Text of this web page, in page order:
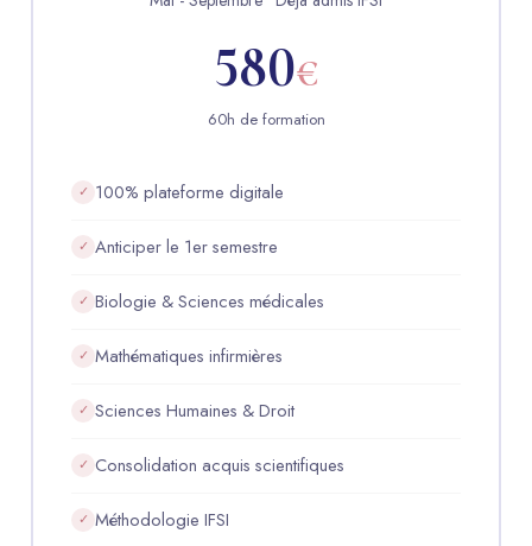
580€
60h de formation
✓ 100% plateforme digitale
✓ Anticiper le 1er semestre
✓ Biologie & Sciences médicales
✓ Mathématiques infirmières
✓ Sciences Humaines & Droit
✓ Consolidation acquis scientifiques
✓ Méthodologie IFSI